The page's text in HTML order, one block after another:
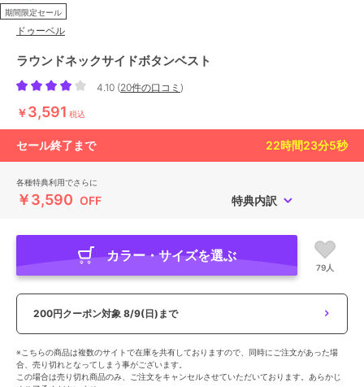
期間限定セール
ドゥーベル
ラウンドネックサイドボタンベスト
4.10 (20件の口コミ )
￥3,591 税込
セール終了まで 22時間23分4秒
各種特典利用でさらに
￥3,590 OFF 特典内訳
カラー・サイズを選ぶ
79人
200円クーポン対象 8/9(日)まで
※こちらの商品は複数のサイトで在庫を共有しておりますので、同時にご注文があった場
合、売り切れとなってしまう事がございます。
この場合は売り切れ商品のみ、ご注文をキャンセルさせていただいております。あらかじ